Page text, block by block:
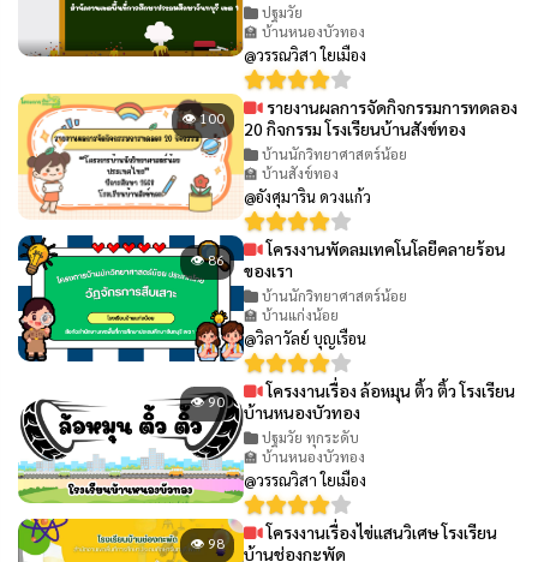
ปฐมวัย
🏫 บ้านหนองบัวทอง
@วรรณวิสา ใยเมือง
👁 100
รายงานผลการจัดกิจกรรมการทดลอง
20 กิจกรรม โรงเรียนบ้านสังข์ทอง
บ้านนักวิทยาศาสตร์น้อย
🏫 บ้านสังข์ทอง
@อังศุมาริน ดวงแก้ว
👁 86
โครงงานพัดลมเทคโนโลยีคลายร้อน
ของเรา
บ้านนักวิทยาศาสตร์น้อย
🏫 บ้านแก่งน้อย
@วิลาวัลย์ บุญเรือน
👁 90
โครงงานเรื่อง ล้อหมุน ติ้ว ติ้ว โรงเรียน
บ้านหนองบัวทอง
ปฐมวัย ทุกระดับ
🏫 บ้านหนองบัวทอง
@วรรณวิสา ใยเมือง
👁 98
โครงงานเรื่องไข่แสนวิเศษ โรงเรียน
บ้านช่องกะพัด